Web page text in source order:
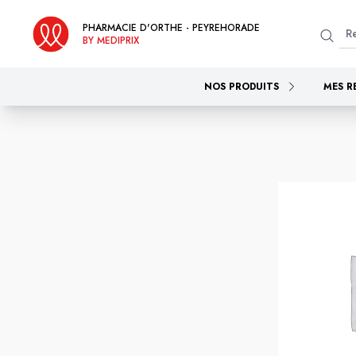
PHARMACIE D'ORTHE - PEYREHORADE
BY MEDIPRIX
NOS PRODUITS MES